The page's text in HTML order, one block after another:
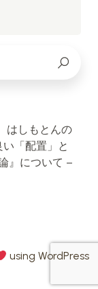
はしもとんの
「配置」と
』について –
using WordPress